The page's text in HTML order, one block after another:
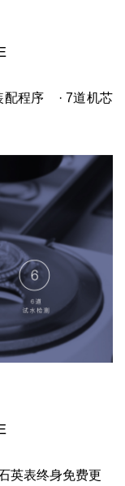
配程序 · 7道机芯
英表终身免费更